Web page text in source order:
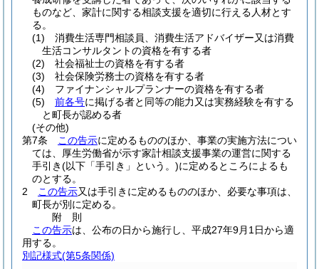
ものなど、家計に関する相談支援を適切に行える人材とす
る。
(1)
消費生活専門相談員、消費生活アドバイザー又は消費
生活コンサルタントの資格を有する者
(2)
社会福祉士の資格を有する者
(3)
社会保険労務士の資格を有する者
(4)
ファイナンシャルプランナーの資格を有する者
(5)
前各号に掲げる者と同等の能力又は実務経験を有する
と町長が認める者
(その他)
第7条
この告示に定めるもののほか、事業の実施方法につい
ては、厚生労働省が示す家計相談支援事業の運営に関する
手引き(以下「手引き」という。)に定めるところによるも
のとする。
2
この告示又は手引きに定めるもののほか、必要な事項は、
町長が別に定める。
附 則
この告示は、公布の日から施行し、平成27年9月1日から適
用する。
別記様式(第5条関係)